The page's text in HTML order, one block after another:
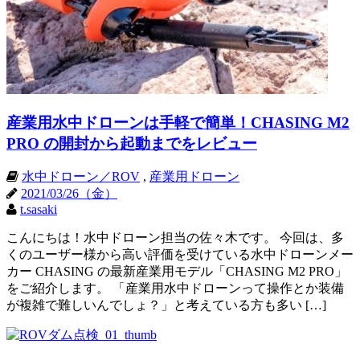
産業用水中ドローンは手軽で簡単！CHASING M2
PRO の開封から起動までをレビュー
水中ドローン／ROV , 産業用ドローン
2021/03/26（金）
t.sasaki
こんにちは！水中ドローン担当の佐々木です。 今回は、多
くのユーザー様から高い評価を受けている水中ドローンメー
カー CHASING の最新産業用モデル「CHASING M2 PRO」
をご紹介します。 「産業用水中ドローンって操作とか装備
が複雑で難しいんでしょ？」と考えている方も多い […]